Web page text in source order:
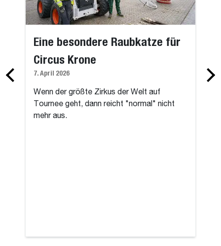
Eine besondere Raubkatze für
Circus Krone
7. April 2026
Wenn der größte Zirkus der Welt auf
Tournee geht, dann reicht "normal" nicht
mehr aus.